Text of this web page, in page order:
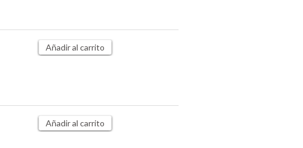
Añadir al carrito
Añadir al carrito